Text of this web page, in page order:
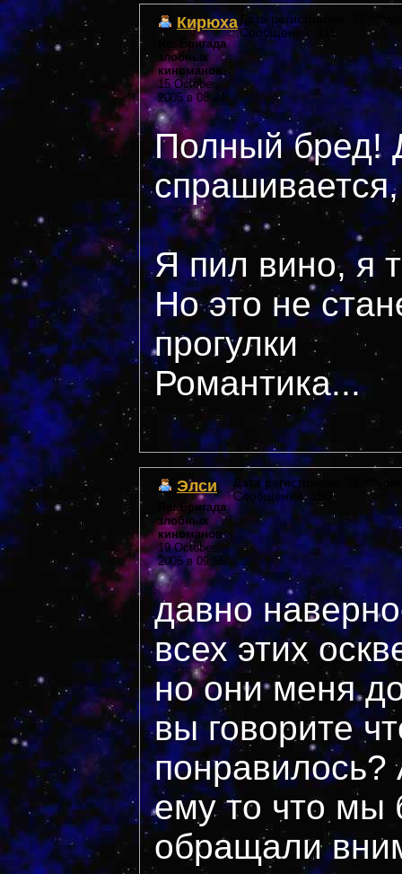
Кирюха
Re: Бригада
злобных
киноманов
15 October,
2005 в 08:24
Дата регистрации: 36
Сообщений: 111
Полный бред!
Я пил вино, я
Но это не
прогулки
Романтика...
Элси
Re: Бригада
злобных
киноманов
19 October,
2005 в 09:55
Дата регистрации: 38
Сообщений: 180
давно
всех этих
но они меня
вы говорите
ему то что мы
обращали